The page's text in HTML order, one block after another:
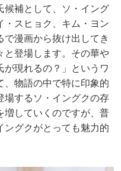
候補として、ソ・イング
・スヒョク、キム・ヨン
漫画から抜け出してき
と登場します。その華や
が現れるの？」というワ
、物語の中で特に印象的
場するソ・イングクの存
増していくのですが、普
ングクがとっても魅力的